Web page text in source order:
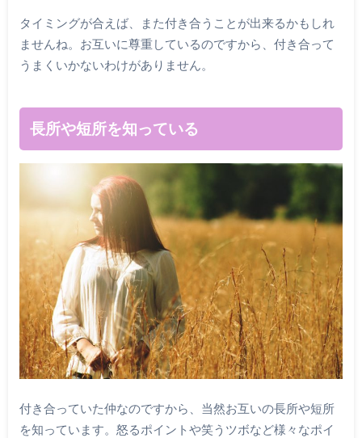
タイミングが合えば、また付き合うことが出来るかもしれ
ませんね。お互いに尊重しているのですから、付き合って
うまくいかないわけがありません。
長所や短所を知っている
付き合っていた仲なのですから、当然お互いの長所や短所
を知っています。怒るポイントや笑うツボなど様々なポイ